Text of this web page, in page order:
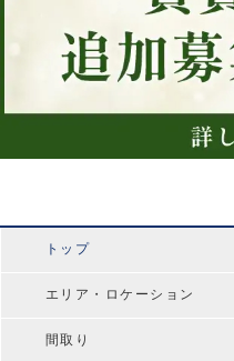
トップ
エリア・ロケーション
間取り